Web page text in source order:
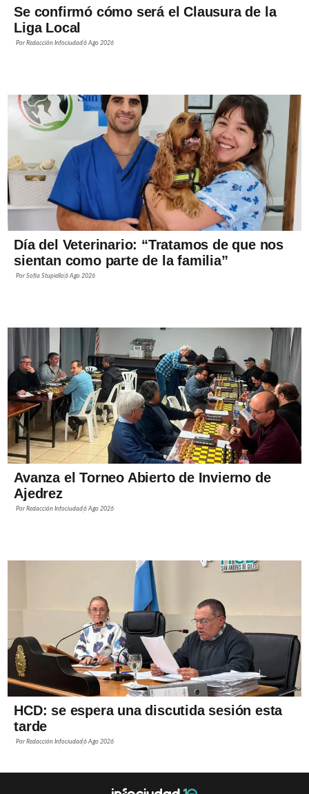
Se confirmó cómo será el Clausura de la
Liga Local
PorRedacción Infociudad6 Ago 2026
Día del Veterinario: “Tratamos de que nos
sientan como parte de la familia”
PorSofía Stupiello6 Ago 2026
Avanza el Torneo Abierto de Invierno de
Ajedrez
PorRedacción Infociudad6 Ago 2026
HCD: se espera una discutida sesión esta
tarde
PorRedacción Infociudad6 Ago 2026